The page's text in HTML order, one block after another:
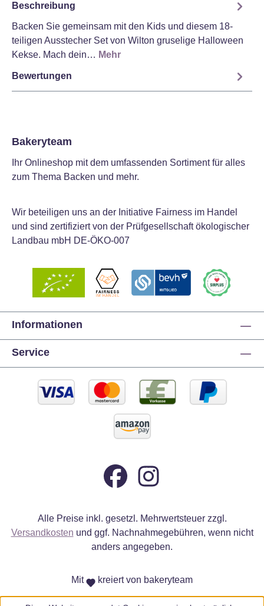
Beschreibung
Backen Sie gemeinsam mit den Kids und diesem 18-
teiligen Ausstecher Set von Wilton gruselige Halloween
Kekse. Mach dein… Mehr
Bewertungen
Bakeryteam
Ihr Onlineshop mit dem umfassenden Sortiment für alles
zum Thema Backen und mehr.
Wir beteiligen uns an der Initiative Fairness im Handel
und sind zertifiziert von der Prüfgesellschaft ökologischer
Landbau mbH DE-ÖKO-007
Informationen
Service
Alle Preise inkl. gesetzl. Mehrwertsteuer zzgl.
Versandkosten und ggf. Nachnahmegebühren, wenn nicht
anders angegeben.
Mit kreiert von bakeryteam